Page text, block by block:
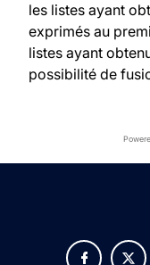
les listes ayant
exprimés au
listes ayant
possibilité de